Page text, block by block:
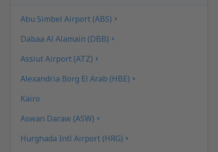
Abu Simbel Airport (ABS)
Dabaa Al Alamain (DBB)
Assiut Airport (ATZ)
Alexandria Borg El Arab (HBE)
Kairo
Aswan Daraw (ASW)
Hurghada Intl Airport (HRG)